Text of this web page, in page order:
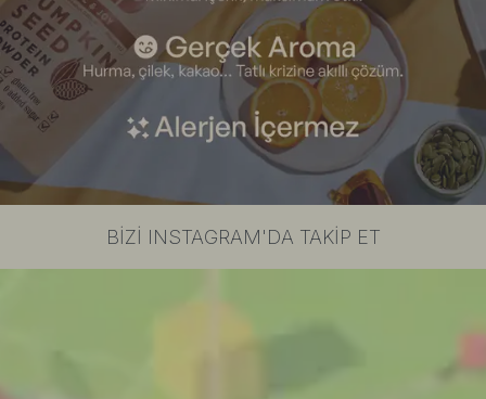
BİZİ INSTAGRAM'DA TAKİP ET